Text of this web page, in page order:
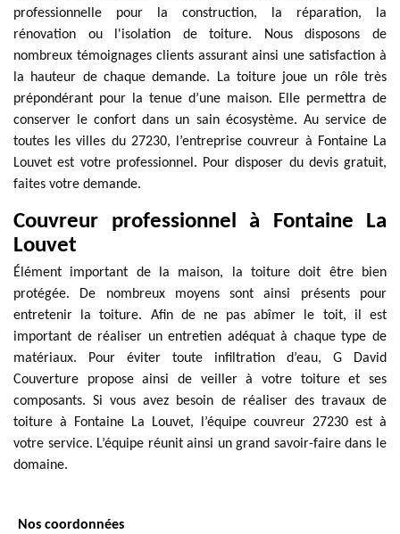
professionnelle pour la construction, la réparation, la
rénovation ou l'isolation de toiture. Nous disposons de
nombreux témoignages clients assurant ainsi une satisfaction à
la hauteur de chaque demande. La toiture joue un rôle très
prépondérant pour la tenue d’une maison. Elle permettra de
conserver le confort dans un sain écosystème. Au service de
toutes les villes du 27230, l’entreprise couvreur à Fontaine La
Louvet est votre professionnel. Pour disposer du devis gratuit,
faites votre demande.
Couvreur professionnel à Fontaine La
Louvet
Élément important de la maison, la toiture doit être bien
protégée. De nombreux moyens sont ainsi présents pour
entretenir la toiture. Afin de ne pas abîmer le toit, il est
important de réaliser un entretien adéquat à chaque type de
matériaux. Pour éviter toute infiltration d’eau, G David
Couverture propose ainsi de veiller à votre toiture et ses
composants. Si vous avez besoin de réaliser des travaux de
toiture à Fontaine La Louvet, l’équipe couvreur 27230 est à
votre service. L’équipe réunit ainsi un grand savoir-faire dans le
domaine.
Nos coordonnées